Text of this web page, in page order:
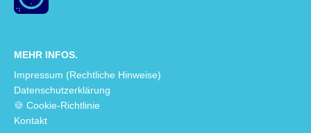
MEHR INFOS.
Impressum (Rechtliche Hinweise)
Datenschutzerklärung
🍪 Cookie-Richtlinie
Kontakt